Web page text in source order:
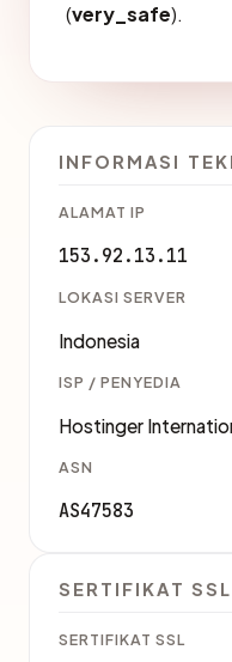
(very_safe).
INFORMASI
ALAMAT IP
153.92.13.11
LOKASI SERVER
Indonesia
ISP / PENYEDIA
Hostinger
ASN
AS47583
SERTIFIKAT SSL
SERTIFIKAT SSL